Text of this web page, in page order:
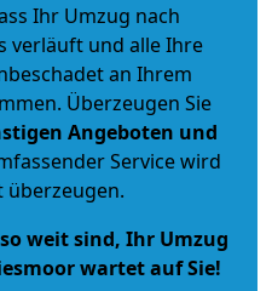
Ihr Umzug nach
verläuft und alle Ihre
an Ihrem
Überzeugen Sie
Angeboten und
Service wird
überzeugen.
weit sind, Ihr Umzug
wartet auf Sie!